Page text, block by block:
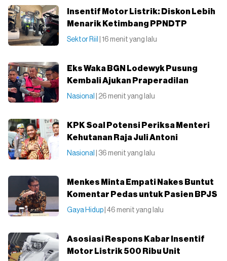
Insentif Motor Listrik: Diskon Lebih
Menarik Ketimbang PPNDTP
Sektor Riil | 16 menit yang lalu
Eks Waka BGN Lodewyk Pusung
Kembali Ajukan Praperadilan
Nasional | 26 menit yang lalu
KPK Soal Potensi Periksa Menteri
Kehutanan Raja Juli Antoni
Nasional | 36 menit yang lalu
Menkes Minta Empati Nakes Buntut
Komentar Pedas untuk Pasien BPJS
Gaya Hidup | 46 menit yang lalu
Asosiasi Respons Kabar Insentif
Motor Listrik 500 Ribu Unit